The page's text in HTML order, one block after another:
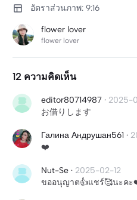
อัตราส่วนภาพ: 9:16
flower lover
flower lover
12 ความคิดเห็น
editor80714987 · 2025-
お借りします
Галина Андрушан561 ·
❤️
Nut-Se · 2025-02-12
ขออนุญาต👍แชร์🥰นะค